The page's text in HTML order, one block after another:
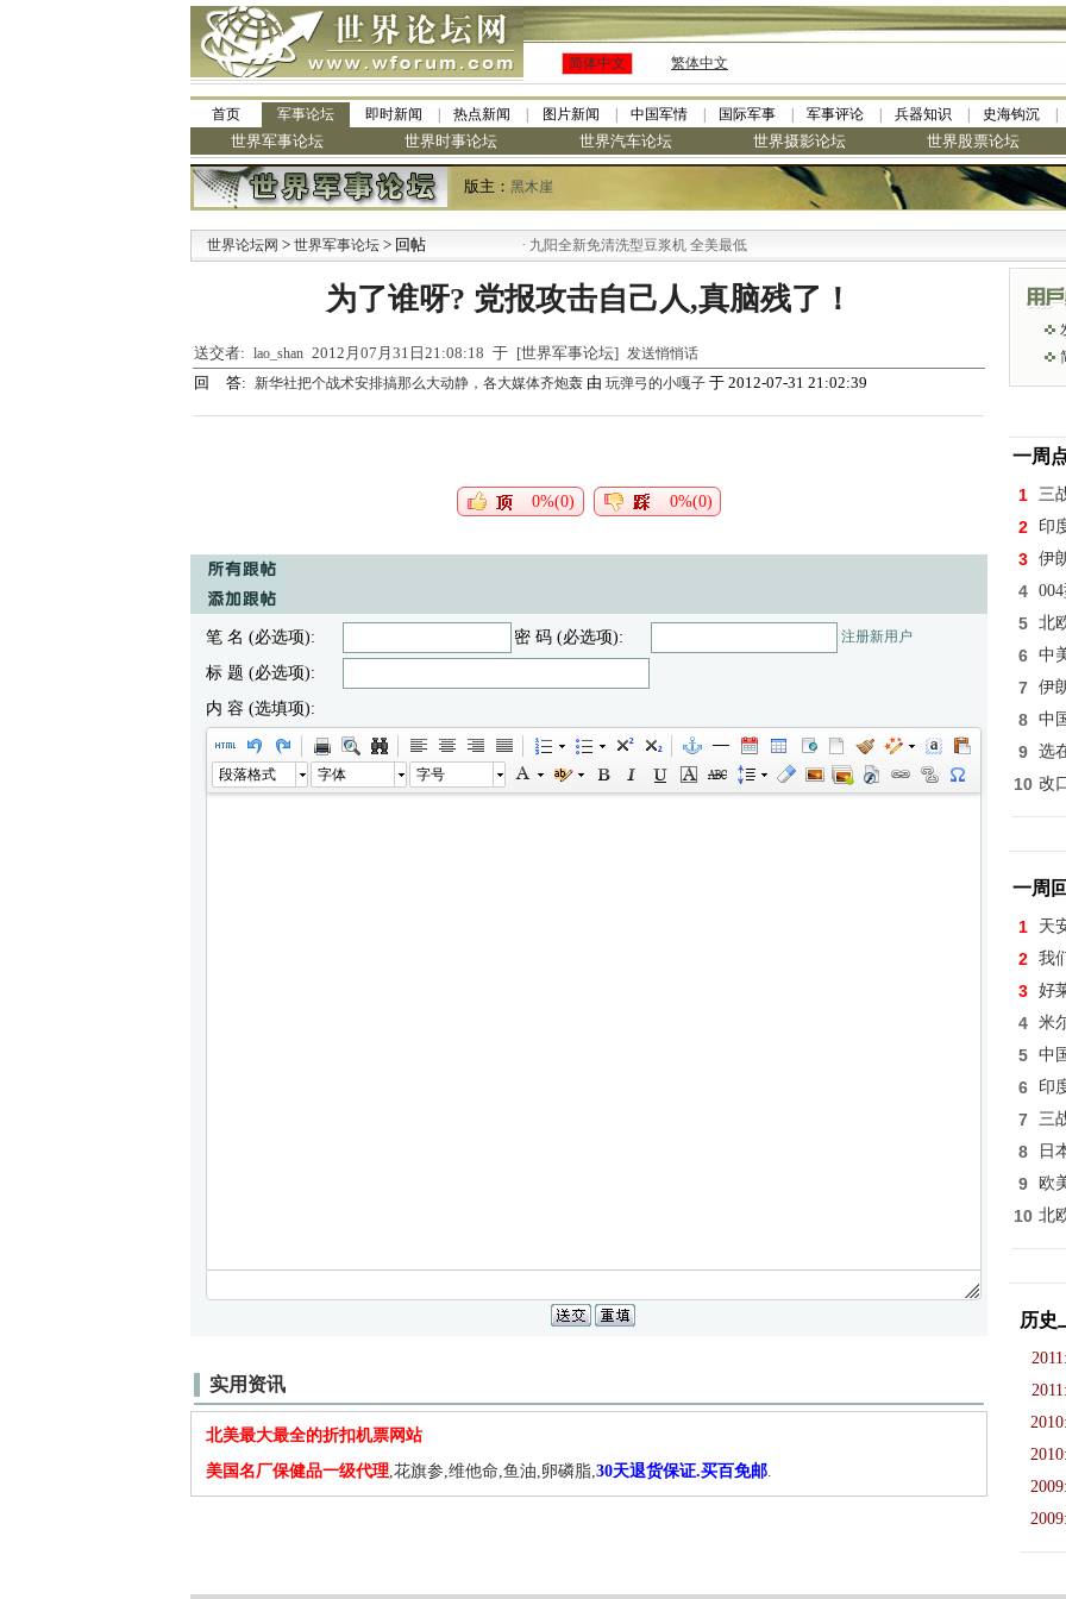
简体中文 繁体中文
首页 军事论坛 即时新闻 热点新闻 图片新闻 中国军情 国际军事 军事评论 兵器知识 史海钩沉
世界军事论坛 世界时事论坛 世界汽车论坛 世界摄影论坛 世界股票论坛
版主： 黑木崖
世界论坛网 > 世界军事论坛 > 回帖 九阳全新免清洗型豆浆机 全美最低
为了谁呀? 党报攻击自己人,真脑残了！
送交者: lao_shan 2012月07月31日21:08:18 于 [世界军事论坛] 发送悄悄话
回 答: 新华社把个战术安排搞那么大动静，各大媒体齐炮轰 由 玩弹弓的小嘎子 于 2012-07-31 21:02:39
0%(0) 0%(0)
笔 名 (必选项): 密 码 (必选项): 注册新用户
标 题 (必选项):
内 容 (选填项):
段落格式 字体 字号
实用资讯
北美最大最全的折扣机票网站
美国名厂保健品一级代理,花旗参,维他命,鱼油,卵磷脂,30天退货保证.买百免邮.
一周
1 三
2 印
3 伊
4
5 北
6 中
7 伊
8 中
9 选
10 改
一周
1 天
2 我
3 好
4 米
5 中
6 印
7 三
8 日
9 欧
10 北
历史